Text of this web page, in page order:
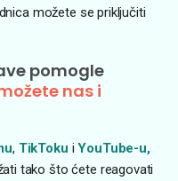
možete se priključiti
pomogle
nas i
, TikToku iYouTube-u,
tako što ćete reagovati